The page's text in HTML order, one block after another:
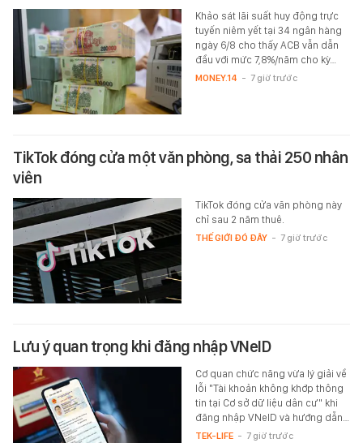
Khảo sát lãi suất huy động trực
tuyến niêm yết tại 34 ngân hàng
ngày 6/8 cho thấy ACB vẫn dẫn
đầu với mức 7,8%/năm cho kỳ…
MONEY.14 - 7 giờ trước
TikTok đóng cửa một văn phòng, sa thải 250 nhân
viên
TikTok đóng cửa văn phòng này
chỉ sau 2 năm thuê.
THẾ GIỚI ĐÓ ĐÂY - 7 giờ trước
Lưu ý quan trọng khi đăng nhập VNeID
Cơ quan chức năng vừa lý giải về
lỗi "Tài khoản không khớp thông
tin tại Cơ sở dữ liệu dân cư" khi
đăng nhập VNeID và hướng dẫn…
TEK-LIFE - 7 giờ trước